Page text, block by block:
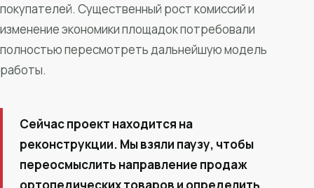
покупателей. Существенный рост комиссий и
изменение экономики площадок потребовали
полностью пересмотреть дальнейшую модель
работы.
Сейчас проект находится на
реконструкции. Мы взяли паузу, чтобы
переосмыслить направление продаж